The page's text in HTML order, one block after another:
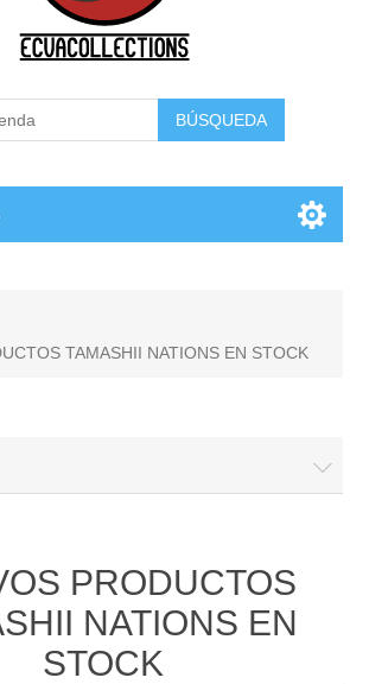
BÚSQUEDA
TAMASHII NATIONS EN STOCK
PRODUCTOS
NATIONS EN
STOCK